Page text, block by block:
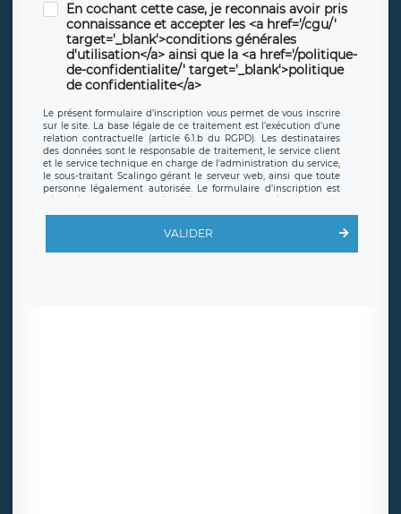
En cochant cette case, je reconnais avoir pris
connaissance et accepter les <a href='/cgu/'
target='_blank'>conditions générales
d'utilisation</a> ainsi que la <a href='/politique-
de-confidentialite/' target='_blank'>politique
de confidentialite</a>
Le présent formulaire d’inscription vous permet de vous inscrire
sur le site. La base légale de ce traitement est l’exécution d’une
relation contractuelle (article 6.1.b du RGPD). Les destinataires
des données sont le responsable de traitement, le service client
et le service technique en charge de l’administration du service,
le sous-traitant Scalingo gérant le serveur web, ainsi que toute
personne légalement autorisée. Le formulaire d’inscription est
offrant desclauses de protection conformes au RGPD. Les
en sollicite la suppression, étant entendu que vous pouvez
demander la suppression de vos données et retirer votre
VALIDER